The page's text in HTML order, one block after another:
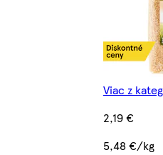
Viac z
2,19 €
5,48 €/kg